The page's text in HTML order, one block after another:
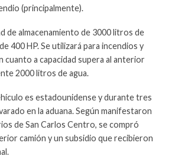
(principalmente).
de almacenamiento de 3000 litros de
400 HP. Se utilizará para incendios y
cuanto a capacidad supera al anterior
2000 litros de agua.
es estadounidense y durante tres
en la aduana. Según manifestaron
de San Carlos Centro, se compró
camión y un subsidio que recibieron